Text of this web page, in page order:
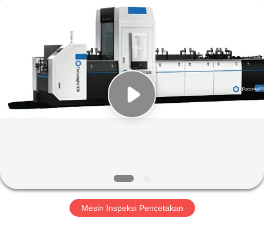
RUMAH
PRODUK
TUR
Mesin Inspeksi Pencetakan